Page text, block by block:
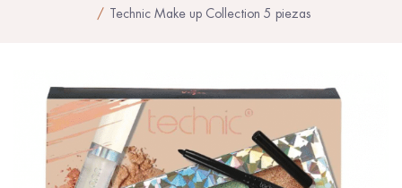
Technic Make up Collection 5 piezas